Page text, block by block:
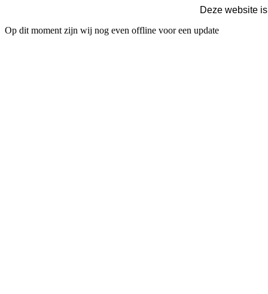
Deze website
Op dit moment zijn wij nog even offline voor een update